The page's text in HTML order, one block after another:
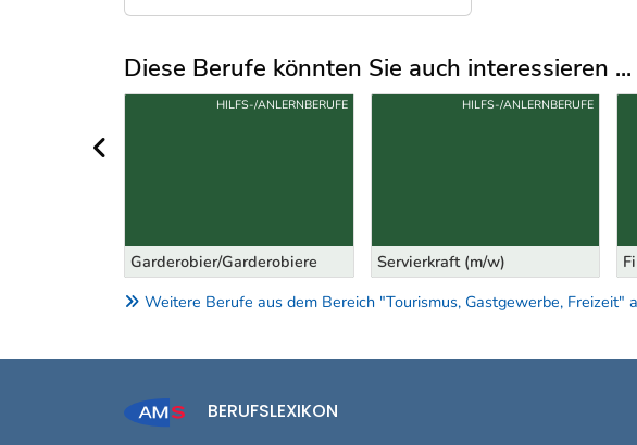
Diese Berufe könnten Sie auch interessieren ...
Uber weitere Berufsvorschläge
Garderobier/Garderobiere
HILFS-/ANLERNBERUFE
Servierkraft (m/w)
HILFS-/ANLERNBERUFE
Weitere Berufe aus dem Bereich "Tourismus, Gastgewerbe, Freizeit"
BERUFSLEXIKON